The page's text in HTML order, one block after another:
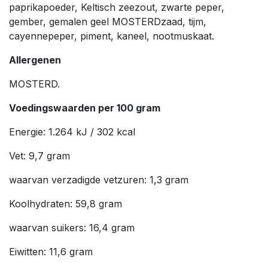
paprikapoeder, Keltisch zeezout, zwarte peper,
gember, gemalen geel MOSTERDzaad, tijm,
cayennepeper, piment, kaneel, nootmuskaat.
Allergenen
MOSTERD.
Voedingswaarden per 100 gram
Energie: 1.264 kJ / 302 kcal
Vet: 9,7 gram
waarvan verzadigde vetzuren: 1,3 gram
Koolhydraten: 59,8 gram
waarvan suikers: 16,4 gram
Eiwitten: 11,6 gram